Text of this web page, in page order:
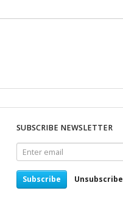
SUBSCRIBE NEWSLETTER
Enter
email
Subscribe Unsubscribe